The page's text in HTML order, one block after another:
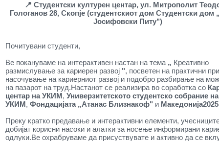
📍 Студентски културен центар, ул. Митрополит
Гологанов 28, Скопје (студентскиот дом Студентски дом
Јосифовски Питу")
Почитувани студенти,
Ве покануваме на интерактивен настан на тема „ Креативно
размислување за кариерен развој ", посветен на практични
насочување на кариерниот развој и подобро разбирање на
на пазарот на труд.Настанот се реализира во соработка со
центар на УКИМ, Универзитетското студентско собрание на
УКИМ, Фондацијата „Атанас Близнакоф" и Македонија2025
Преку кратко предавање и интерактивни елементи,
добијат корисни насоки и алатки за носење информирани
одлуки.Ве охрабруваме да присуствувате и активно да се